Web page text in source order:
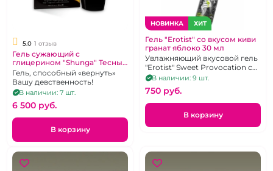
5.0 1 отзыв
Гель сужающий с
глицерином "Shunga" Тесный
контакт 30 мл
Гель, способный «вернуть»
Вашу девственность!
В наличии: 7 шт.
6 500 pуб.
В корзину
НОВИНКА ХИТ
Гель "Erotist" со вкусом киви
гранат яблоко 30 мл
Увлажняющий вкусовой гель
"Erotist" Sweet Provocation с
регенерирующим эффектом
В наличии: 9 шт.
750 pуб.
В корзину